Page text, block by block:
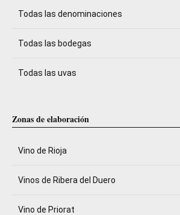
Todas las denominaciones
Todas las bodegas
Todas las uvas
Zonas de elaboración
Vino de Rioja
Vinos de Ribera del Duero
Vino de Priorat